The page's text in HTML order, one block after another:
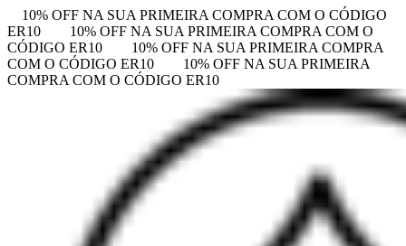
10% OFF NA SUA PRIMEIRA COMPRA COM O CÓDIGO
ER10
10% OFF NA SUA PRIMEIRA COMPRA COM O
CÓDIGO ER10
10% OFF NA SUA PRIMEIRA COMPRA
COM O CÓDIGO ER10
10% OFF NA SUA PRIMEIRA
COMPRA COM O CÓDIGO ER10